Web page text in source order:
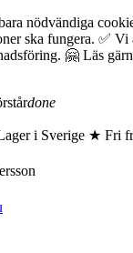
nödvändiga
ska fungera. ✅
🤗 Läs
done
i Sverige ★ Fri